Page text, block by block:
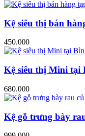
Kệ siêu thị bán
450.000
Kệ siêu thị Mini tại
680.000
Kệ gỗ trưng bày